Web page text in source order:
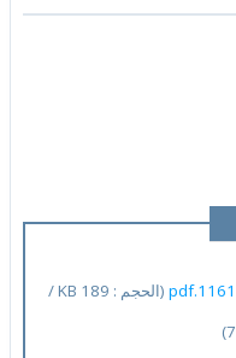
(الحجم : 189 KB /